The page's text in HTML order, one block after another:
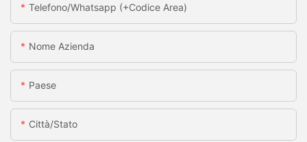
Telefono/whatsapp (+codice Area)
Nome Azienda
Paese
Città/stato